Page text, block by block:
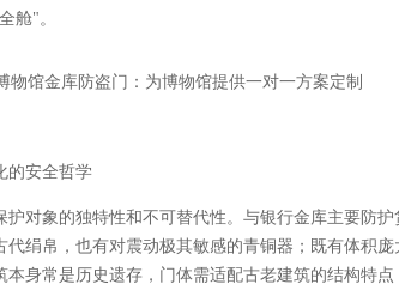
舱"。
的安全哲学
对象的独特性和不可替代性。与银行金库主要防
代绢帛，也有对震动极其敏感的青铜器；既有体积
身常是历史遗存，门体需适配古老建筑的结构特